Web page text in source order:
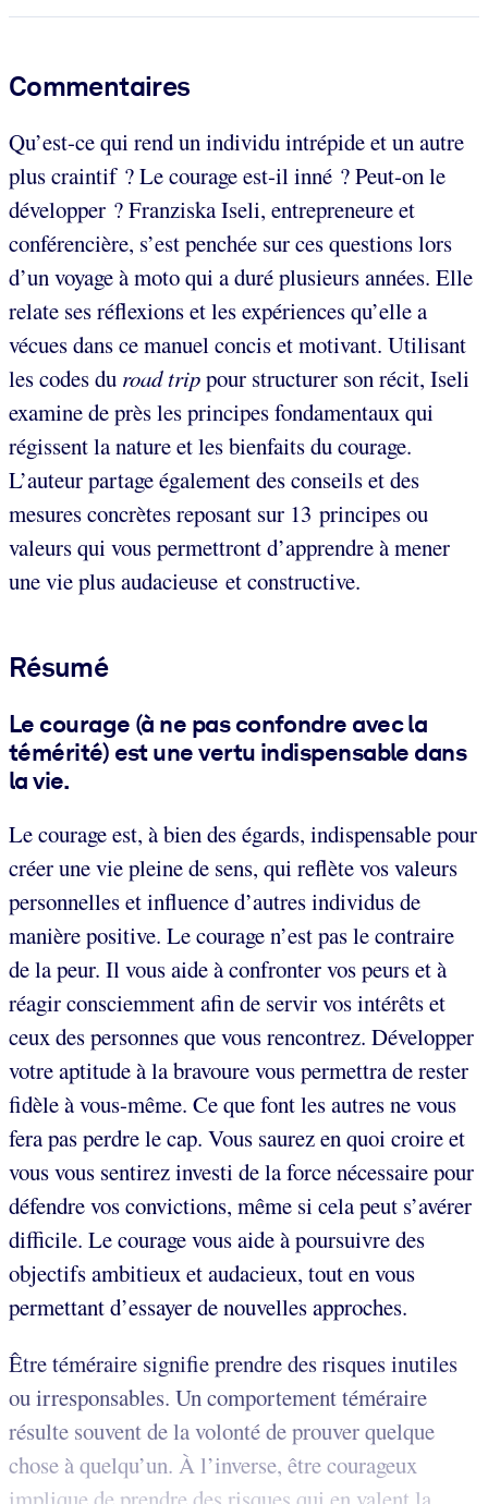
Commentaires
Qu’est-ce qui rend un individu intrépide et un autre
plus craintif ? Le courage est-il inné ? Peut-on le
développer ? Franziska Iseli, entrepreneure et
conférencière, s’est penchée sur ces questions lors
d’un voyage à moto qui a duré plusieurs années. Elle
relate ses réflexions et les expériences qu’elle a
vécues dans ce manuel concis et motivant. Utilisant
les codes du road trippour structurer son récit, Iseli
examine de près les principes fondamentaux qui
régissent la nature et les bienfaits du courage.
L’auteur partage également des conseils et des
mesures concrètes reposant sur 13 principes ou
valeurs qui vous permettront d’apprendre à mener
une vie plus audacieuse et constructive.
Résumé
Le courage (à ne pas confondre avec la
témérité) est une vertu indispensable dans
la vie.
Le courage est, à bien des égards, indispensable pour
créer une vie pleine de sens, qui reflète vos valeurs
personnelles et influence d’autres individus de
manière positive. Le courage n’est pas le contraire
de la peur. Il vous aide à confronter vos peurs et à
réagir consciemment afin de servir vos intérêts et
ceux des personnes que vous rencontrez. Développer
votre aptitude à la bravoure vous permettra de rester
fidèle à vous-même. Ce que font les autres ne vous
fera pas perdre le cap. Vous saurez en quoi croire et
vous vous sentirez investi de la force nécessaire pour
défendre vos convictions, même si cela peut s’avérer
difficile. Le courage vous aide à poursuivre des
objectifs ambitieux et audacieux, tout en vous
permettant d’essayer de nouvelles approches.
Être téméraire signifie prendre des risques inutiles
ou irresponsables. Un comportement téméraire
résulte souvent de la volonté de prouver quelque
chose à quelqu’un. À l’inverse, être courageux